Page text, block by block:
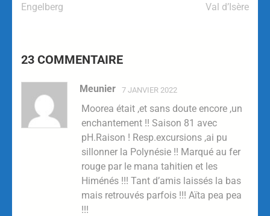
Engelberg Val d’Isère
23 COMMENTAIRE
Meunier 7 JANVIER 2022
Moorea était ,et sans doute encore ,un
enchantement !! Saison 81 avec
pH.Raison ! Resp.excursions ,ai pu
sillonner la Polynésie !! Marqué au fer
rouge par le mana tahitien et les
Himénés !!! Tant d’amis laissés la bas
mais retrouvés parfois !!! Aïta pea pea
!!!